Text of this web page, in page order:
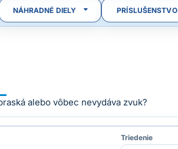
NÁHRADNÉ DIELY PRÍSLUŠENSTVO
alebo vôbec nevydáva zvuk?
Triedenie